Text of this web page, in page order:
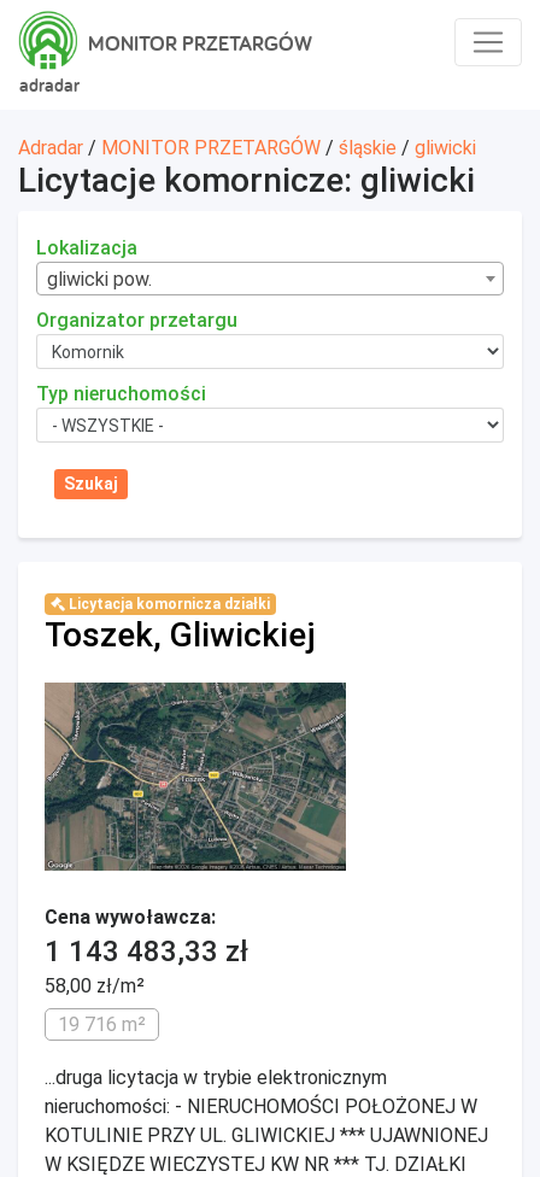
adradar
MONITOR PRZETARGÓW
Adradar / MONITOR PRZETARGÓW / śląskie / gliwicki
Licytacje komornicze: gliwicki
Lokalizacja
gliwicki pow.
Organizator przetargu
Typ nieruchomości
Licytacja komornicza działki
Toszek, Gliwickiej
Cena wywoławcza:
1 143 483,33 zł
58,00 zł/m²
19 716 m²
...druga licytacja w trybie elektronicznym
nieruchomości: - NIERUCHOMOŚCI POŁOŻONEJ W
KOTULINIE PRZY UL. GLIWICKIEJ *** UJAWNIONEJ
W KSIĘDZE WIECZYSTEJ KW NR *** TJ. DZIAŁKI